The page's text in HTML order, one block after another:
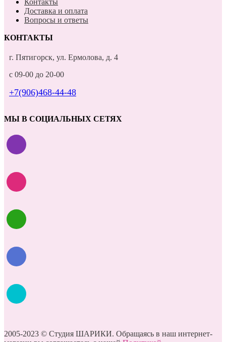
Доставка и оплата
Вопросы и ответы
КОНТАКТЫ
г. Пятигорск, ул. Ермолова, д. 4
с 09-00 до 20-00
+7(906)468-44-48
МЫ В СОЦИАЛЬНЫХ СЕТЯХ
2005-2023 © Студия ШАРИКИ. Обращаясь в наш интернет-